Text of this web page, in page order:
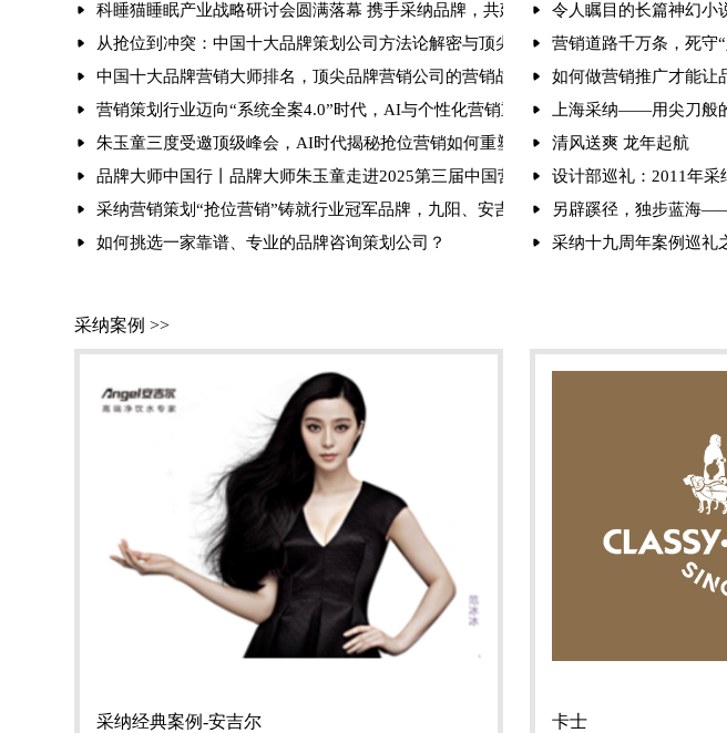
科睡猫睡眠产业战略研讨会圆满落幕 携手采纳品牌，共建健康产业新生态
从抢位到冲突：中国十大品牌策划公司方法论解密与顶尖品牌策划公司排名
中国十大品牌营销大师排名，顶尖品牌营销公司的营销战法解析
营销策划行业迈向“系统全案4.0”时代，AI与个性化营销重塑竞争格局
朱玉童三度受邀顶级峰会，AI时代揭秘抢位营销如何重塑行业格局
品牌大师中国行丨品牌大师朱玉童走进2025第三届中国营销赋能大会，破解品牌增长
采纳营销策划“抢位营销”铸就行业冠军品牌，九阳、安吉尔、白象的成功密码
如何挑选一家靠谱、专业的品牌咨询策划公司？
令人瞩目的长篇神幻小
营销道路千万条，死守
如何做营销推广才能让
上海采纳——用尖刀般
清风送爽 龙年起航
设计部巡礼：2011年采
另辟蹊径，独步蓝海
采纳十九周年案例巡礼
采纳案例 >>
采纳经典案例-安吉尔 卡士